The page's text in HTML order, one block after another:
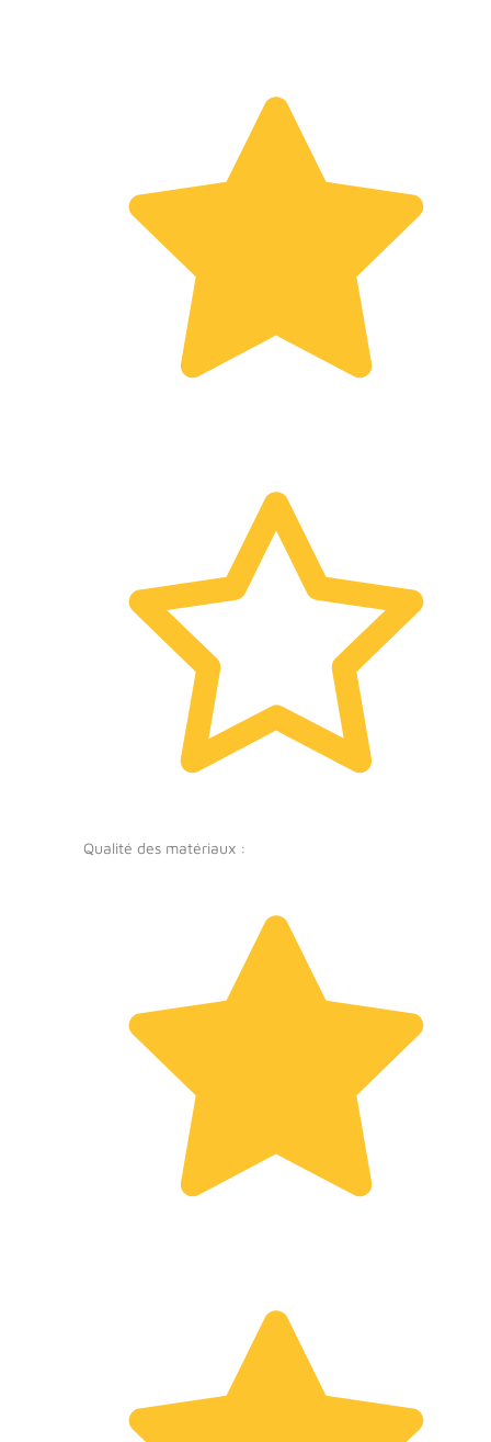
Qualité des matériaux :